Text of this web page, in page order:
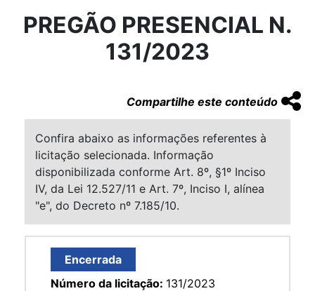
PREGÃO PRESENCIAL N.
131/2023
Compartilhe este conteúdo
Confira abaixo as informações referentes à
licitação selecionada. Informação
disponibilizada conforme Art. 8º, §1º Inciso
IV, da Lei 12.527/11 e Art. 7º, Inciso I, alínea
"e", do Decreto nº 7.185/10.
Encerrada
Número da licitação: 131/2023